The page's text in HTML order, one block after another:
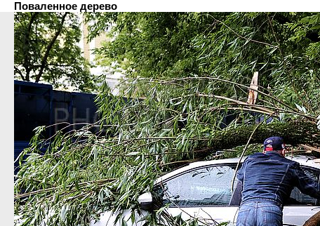
Поваленное дерево